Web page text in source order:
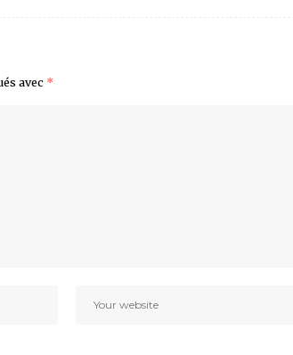
avec *